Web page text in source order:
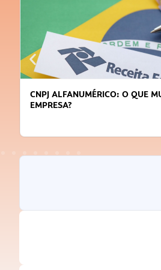
DICAS PARA OBTER CRÉDITO